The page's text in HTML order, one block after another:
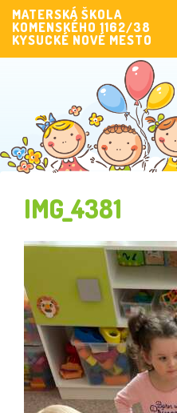
MATERSKÁ ŠKOLA
KOMENSKÉHO 1162/38
KYSUCKÉ NOVÉ MESTO
IMG_4381